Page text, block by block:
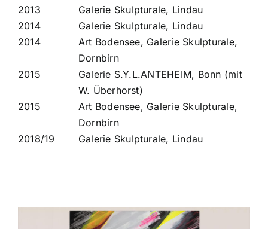
2013
Galerie Skulpturale, Lindau
2014
Galerie Skulpturale, Lindau
2014
Art Bodensee, Galerie Skulpturale,
Dornbirn
2015
Galerie S.Y.L.ANTEHEIM, Bonn (mit
W. Überhorst)
2015
Art Bodensee, Galerie Skulpturale,
Dornbirn
2018/19
Galerie Skulpturale, Lindau